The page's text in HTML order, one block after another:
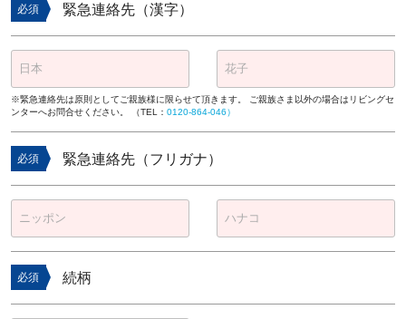
必須 緊急連絡先（漢字）
※緊急連絡先は原則としてご親族様に限らせて頂きます。 ご親族さま以外の場合はリビングセ
ンターへお問合せください。 （TEL： 0120-864-046）
必須 緊急連絡先（フリガナ）
必須 続柄